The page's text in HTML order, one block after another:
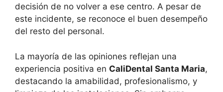
decisión de no volver a ese centro. A pesar de
este incidente, se reconoce el buen desempeño
del resto del personal.
La mayoría de las opiniones reflejan una
experiencia positiva en CaliDental Santa Maria,
destacando la amabilidad, profesionalismo, y